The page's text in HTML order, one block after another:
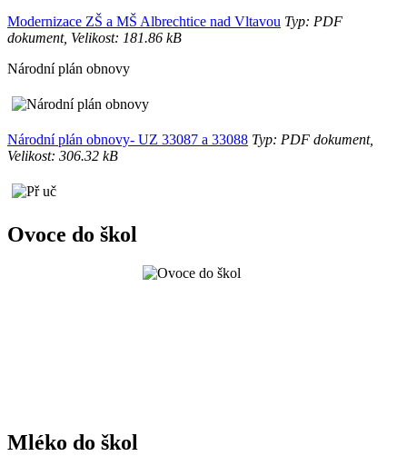
Modernizace ZŠ a MŠ Albrechtice nad Vltavou Typ: PDF
dokument, Velikost: 181.86 kB
Národní plán obnovy
Národní plán obnovy- UZ 33087 a 33088 Typ: PDF dokument,
Velikost: 306.32 kB
Ovoce do škol
Mléko do škol